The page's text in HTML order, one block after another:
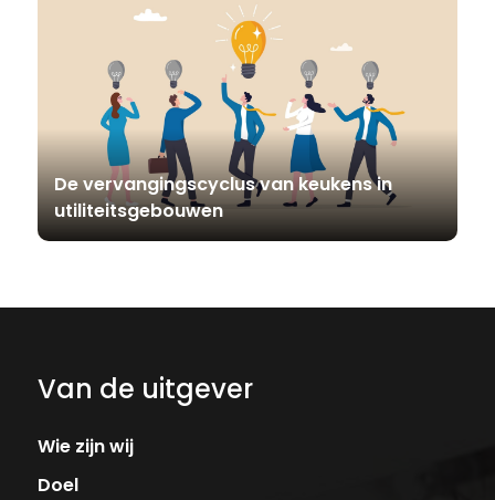
De vervangingscyclus van keukens in
utiliteitsgebouwen
Van de uitgever
Wie zijn wij
Doel